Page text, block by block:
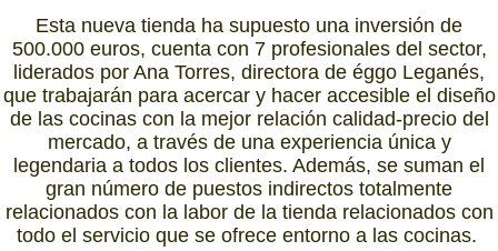
Esta nueva tienda ha supuesto una inversión de
500.000 euros, cuenta con 7 profesionales del sector,
liderados por Ana Torres, directora de éggo Leganés,
que trabajarán para acercar y hacer accesible el diseño
de las cocinas con la mejor relación calidad-precio del
mercado, a través de una experiencia única y
legendaria a todos los clientes. Además, se suman el
gran número de puestos indirectos totalmente
relacionados con la labor de la tienda relacionados con
todo el servicio que se ofrece entorno a las cocinas.